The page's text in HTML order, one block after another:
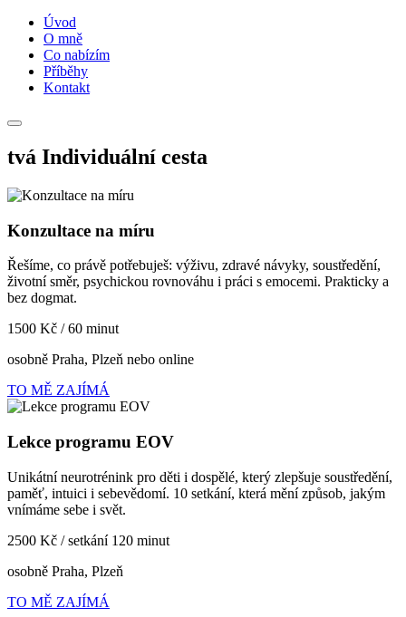
Úvod
O mně
Co nabízím
Příběhy
Kontakt
tvá Individuální cesta
Konzultace na míru
Řešíme, co právě potřebuješ: výživu, zdravé návyky, soustředění,
životní směr, psychickou rovnováhu i práci s emocemi. Prakticky a
bez dogmat.
1500 Kč / 60 minut
osobně Praha, Plzeň nebo online
TO MĚ ZAJÍMÁ
Lekce programu EOV
Unikátní neurotrénink pro děti i dospělé, který zlepšuje soustředění,
paměť, intuici i sebevědomí. 10 setkání, která mění způsob, jakým
vnímáme sebe i svět.
2500 Kč / setkání 120 minut
osobně Praha, Plzeň
TO MĚ ZAJÍMÁ